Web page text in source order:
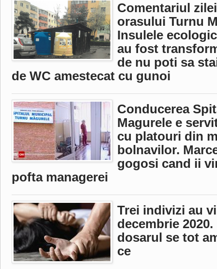
Comentariul
orasului Turnu
Insulele
au fost
de nu poti sa
de WC amestecat cu gunoi
Conducerea
Magurele e
cu platouri din
bolnavilor.
gogosi cand ii
pofta managerei
Trei indivizi au
decembrie
dosarul se tot
ce